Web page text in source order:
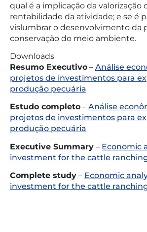
qual é a implicação da valorização
rentabilidade da atividade; e se é
vislumbrar o desenvolvimento da
conservação do meio ambiente.
Downloads
Resumo Executivo – Análise
projetos de investimentos para
produção pecuária
Estudo completo – Análise
projetos de investimentos para
produção pecuária
Executive Summary – Economic
investment for the cattle
Complete study – Economic
investment for the cattle